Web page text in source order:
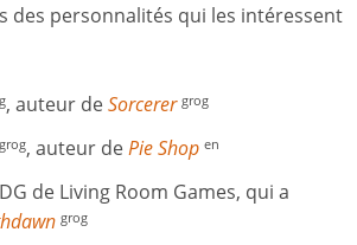
des personnalités qui les intéressent
, auteur deSorcerer grog
grog, auteur dePie Shop en
de Living Room Games, qui a
grog